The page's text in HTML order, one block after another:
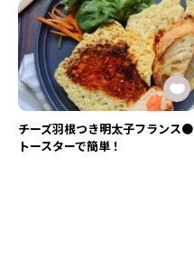
チーズ羽根つき明太子フランス●
トースターで簡単！